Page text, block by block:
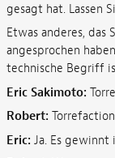
gesagt hat. Lassen
Etwas anderes,
angesprochen
technische Begriff
Eric Sakimoto:
Robert:
Eric: Ja. Es